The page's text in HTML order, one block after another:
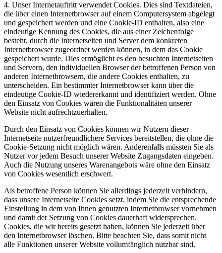
4. Unser Internetauftritt verwendet Cookies. Dies sind Textdateien,
die über einen Internetbrowser auf einem Computersystem abgelegt
und gespeichert werden und eine Cookie-ID enthalten, also eine
eindeutige Kennung des Cookies, die aus einer Zeichenfolge
besteht, durch die Internetseiten und Server dem konkreten
Internetbrowser zugeordnet werden können, in dem das Cookie
gespeichert wurde. Dies ermöglicht es den besuchten Internetseiten
und Servern, den individuellen Browser der betroffenen Person von
anderen Internetbrowsern, die andere Cookies enthalten, zu
unterscheiden. Ein bestimmter Internetbrowser kann über die
eindeutige Cookie-ID wiedererkannt und identifiziert werden. Ohne
den Einsatz von Cookies wären die Funktionalitäten unserer
Website nicht aufrechtzuerhalten.
Durch den Einsatz von Cookies können wir Nutzern dieser
Internetseite nutzerfreundlichere Services bereitstellen, die ohne die
Cookie-Setzung nicht möglich wären. Anderenfalls müssten Sie als
Nutzer vor jedem Besuch unserer Website Zugangsdaten eingeben.
Auch die Nutzung unseres Warenangebots wäre ohne den Einsatz
von Cookies wesentlich erschwert.
Als betroffene Person können Sie allerdings jederzeit verhindern,
dass unsere Internetseite Cookies setzt, indem Sie die entsprechende
Einstellung in dem von Ihnen genutzten Internetbrowser vornehmen
und damit der Setzung von Cookies dauerhaft widersprechen.
Cookies, die wir bereits gesetzt haben, können Sie jederzeit über
den Internetbrowser löschen. Bitte beachten Sie, dass somit nicht
alle Funktionen unserer Website vollumfänglich nutzbar sind.